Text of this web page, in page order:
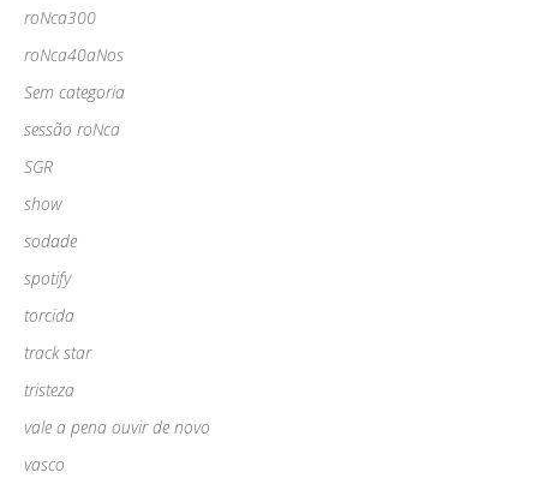
roNca300
roNca40aNos
Sem categoria
sessão roNca
SGR
show
sodade
spotify
torcida
track star
tristeza
vale a pena ouvir de novo
vasco